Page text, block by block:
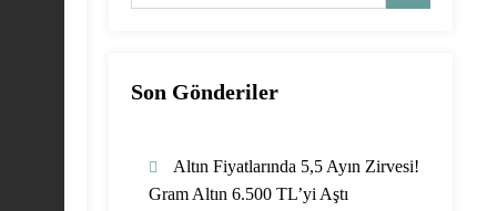
Son Gönderiler
Altın Fiyatlarında 5,5 Ayın Zirvesi!
Gram Altın 6.500 TL’yi Aştı